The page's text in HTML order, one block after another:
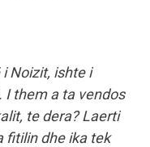
Noizit, ishte i
I them a ta vendos
te dera? Laerti
fitilin dhe ika tek